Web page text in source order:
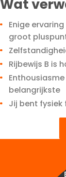
Wat
Enige
groot
Rijbewijs B is
belangrijkste
Jij bent fysiek